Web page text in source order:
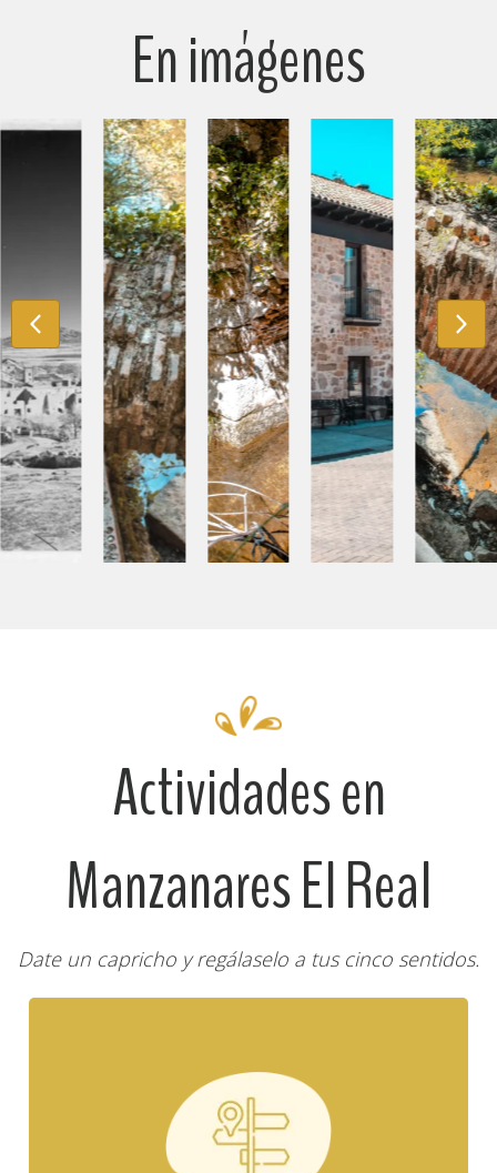
En imágenes
Actividades en
Manzanares El Real
Date un capricho y regálaselo a tus cinco sentidos.